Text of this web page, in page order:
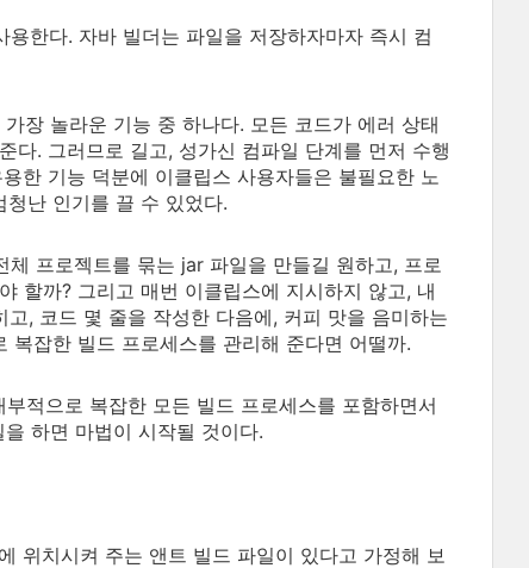
한다. 자바 빌더는 파일을 저장하자마자 즉시 컴
장 놀라운 기능 중 하나다. 모든 코드가 에러 상태
. 그러므로 길고, 성가신 컴파일 단계를 먼저 수행
한 기능 덕분에 이클립스 사용자들은 불필요한 노
난 인기를 끌 수 있었다.
프로젝트를 묶는 jar 파일을 만들길 원하고, 프로
할까? 그리고 매번 이클립스에 지시하지 않고, 내
, 코드 몇 줄을 작성한 다음에, 커피 맛을 음미하는
잡한 빌드 프로세스를 관리해 준다면 어떨까.
적으로 복잡한 모든 빌드 프로세스를 포함하면서
하면 마법이 시작될 것이다.
위치시켜 주는 앤트 빌드 파일이 있다고 가정해 보